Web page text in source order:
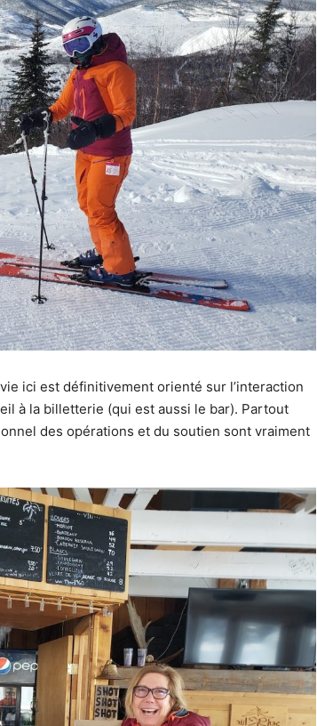
ici est définitivement orienté sur l’interaction
à la billetterie (qui est aussi le bar). Partout
des opérations et du soutien sont vraiment